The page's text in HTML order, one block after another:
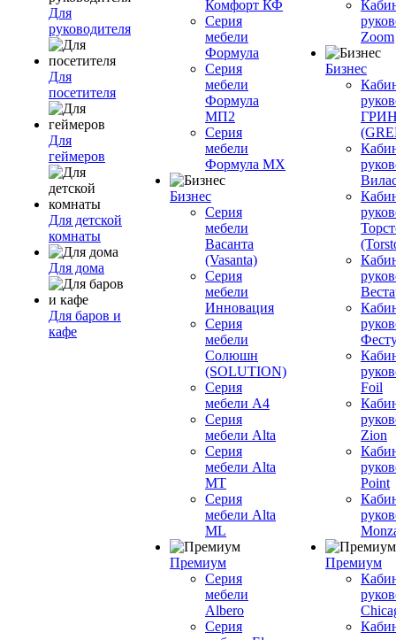
Для
руководителя
Для
посетителя
Для
геймеров
Для детской
комнаты
Для дома
Для баров и
кафе
Комфорт КФ
Серия
мебели
Формула
Серия
мебели
Формула
МП2
Серия
мебели
Формула МХ
Бизнес
Серия
мебели
Васанта
(Vasanta)
Серия
мебели
Инновация
Серия
мебели
Солюшн
(SOLUTION)
Серия
мебели A4
Серия
мебели Alta
Серия
мебели Alta
MT
Серия
мебели Alta
ML
Премиум
Серия
мебели
Albero
Серия
Zoom
Бизнес
Foil
Zion
Point
Премиум